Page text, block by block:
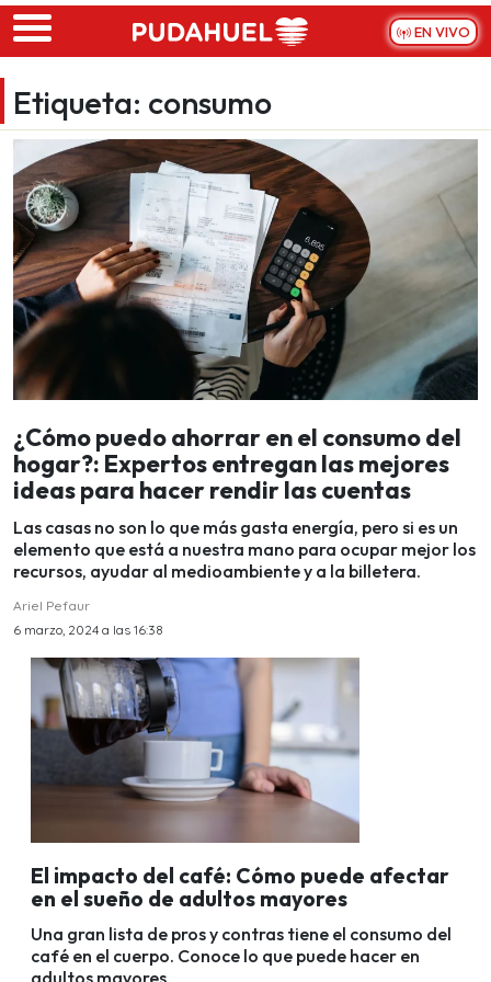
Skip to main content
EN VIVO
Etiqueta: consumo
¿Cómo puedo ahorrar en el consumo del
hogar?: Expertos entregan las mejores
ideas para hacer rendir las cuentas
Las casas no son lo que más gasta energía, pero si es un
elemento que está a nuestra mano para ocupar mejor los
recursos, ayudar al medioambiente y a la billetera.
Ariel Pefaur
6 marzo, 2024 a las 16:38
El impacto del café: Cómo puede afectar
en el sueño de adultos mayores
Una gran lista de pros y contras tiene el consumo del
café en el cuerpo. Conoce lo que puede hacer en